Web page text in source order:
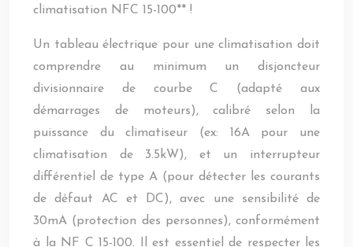
climatisation NFC 15-100** !
Un tableau électrique pour une climatisation doit
comprendre au minimum un disjoncteur
divisionnaire de courbe C (adapté aux
démarrages de moteurs), calibré selon la
puissance du climatiseur (ex: 16A pour une
climatisation de 3.5kW), et un interrupteur
différentiel de type A (pour détecter les courants
de défaut AC et DC), avec une sensibilité de
30mA (protection des personnes), conformément
à la NF C 15-100. Il est essentiel de respecter les